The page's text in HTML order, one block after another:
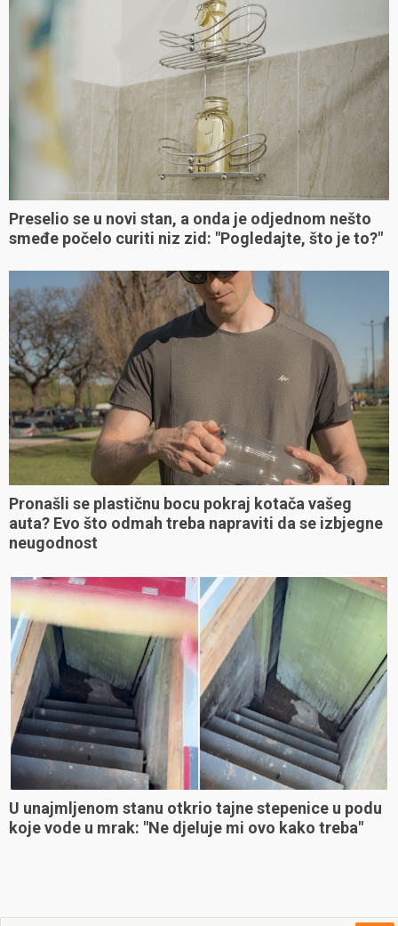
Preselio se u novi stan, a onda je odjednom nešto
smeđe počelo curiti niz zid: "Pogledajte, što je to?"
Pronašli se plastičnu bocu pokraj kotača vašeg
auta? Evo što odmah treba napraviti da se izbjegne
neugodnost
U unajmljenom stanu otkrio tajne stepenice u podu
koje vode u mrak: "Ne djeluje mi ovo kako treba"